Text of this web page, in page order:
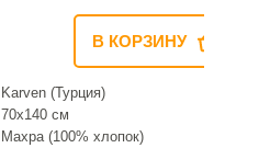
В КОРЗИНУ
Karven (Турция)
70х140 см
Махра (100% хлопок)